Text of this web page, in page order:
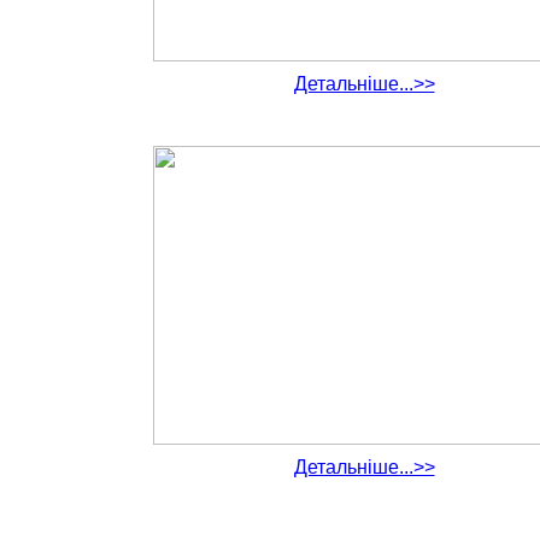
Детальніше...>>
Детальніше...>>